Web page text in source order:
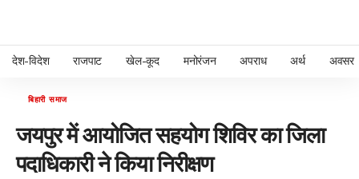
देश-विदेश राजपाट खेल-कूद मनोरंजन अपराध अर्थ अवसर
बिहारी समाज
जयपुर में आयोजित सहयोग शिविर का जिला
पदाधिकारी ने किया निरीक्षण